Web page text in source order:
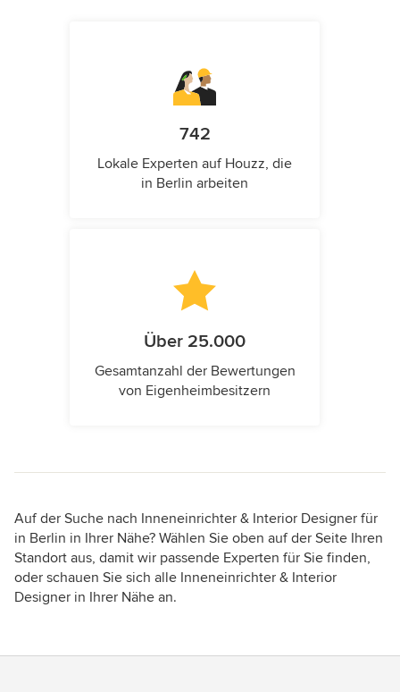
742
Lokale Experten auf Houzz, die
in Berlin arbeiten
Über 25.000
Gesamtanzahl der Bewertungen
von Eigenheimbesitzern
Auf der Suche nach Inneneinrichter & Interior Designer für
in Berlin in Ihrer Nähe? Wählen Sie oben auf der Seite Ihren
Standort aus, damit wir passende Experten für Sie finden,
oder schauen Sie sich alle Inneneinrichter & Interior
Designer in Ihrer Nähe an.